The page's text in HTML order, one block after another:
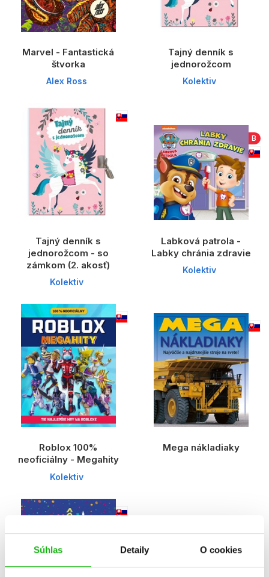
Súhlas Detaily O cookies
Marvel - Fantastická
štvorka
Alex Ross
Tajný denník s
jednorožcom
Kolektiv
Tajný denník s
jednorožcom - so
zámkom (2. akosť)
Kolektiv
B
Labková patrola -
Labky chránia zdravie
Kolektiv
Roblox 100%
neoficiálny - Megahity
Kolektiv
Mega nákladiaky